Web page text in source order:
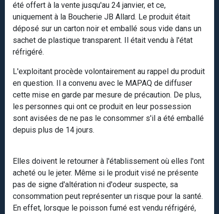
été offert à la vente jusqu'au 24 janvier, et ce,
uniquement à la Boucherie JB Allard. Le produit était
déposé sur un carton noir et emballé sous vide dans un
sachet de plastique transparent. Il était vendu à l'état
réfrigéré.
L'exploitant procède volontairement au rappel du produit
en question. Il a convenu avec le MAPAQ de diffuser
cette mise en garde par mesure de précaution. De plus,
les personnes qui ont ce produit en leur possession
sont avisées de ne pas le consommer s'il a été emballé
depuis plus de 14 jours.
Elles doivent le retourner à l'établissement où elles l'ont
acheté ou le jeter. Même si le produit visé ne présente
pas de signe d'altération ni d'odeur suspecte, sa
consommation peut représenter un risque pour la santé.
En effet, lorsque le poisson fumé est vendu réfrigéré,